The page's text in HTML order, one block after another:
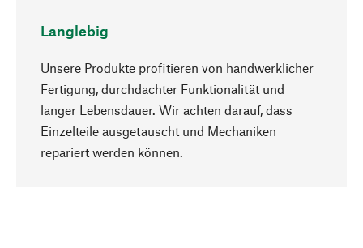
Langlebig
Unsere Produkte profitieren von handwerklicher
Fertigung, durchdachter Funktionalität und
langer Lebensdauer. Wir achten darauf, dass
Einzelteile ausgetauscht und Mechaniken
repariert werden können.